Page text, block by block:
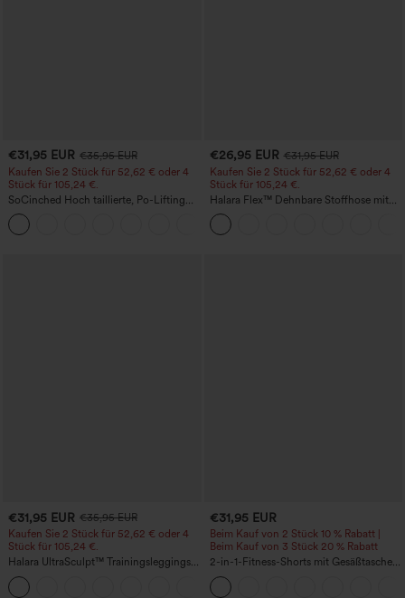
€31,95 EUR €35,95 EUR
Kaufen Sie 2 Stück für 52,62 € oder 4
Stück für 105,24 €.
SoCinched Hoch taillierte, Po-Lifting
7/8-Trainingsleggings mit
Bauchkontrolle und Seitentaschen
€26,95 EUR €31,95 EUR
Kaufen Sie 2 Stück für 52,62 € oder 4
Stück für 105,24 €.
Halara Flex™ Dehnbare Stoffhose mit
hohem Bund, Waffelmuster,
Seitentaschen und weitem Bein
€31,95 EUR €35,95 EUR
Kaufen Sie 2 Stück für 52,62 € oder 4
Stück für 105,24 €.
Halara UltraSculpt™ Trainingsleggings
mit hoher Taille – formend, Po-Lifting,
Bauchkontrolle und mit Taschen
€31,95 EUR
Beim Kauf von 2 Stück 10 % Rabatt |
Beim Kauf von 3 Stück 20 % Rabatt
2-in-1-Fitness-Shorts mit Gesäßtasche
und seitlicher versteckter Tasche 6,3 cm